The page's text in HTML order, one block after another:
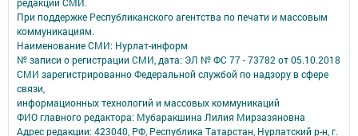
редакций СМИ.
При поддержке Республиканского агентства по печати и массовым
коммуникациям.
Наименование СМИ: Нурлат-⁠информ
№ записи о регистрации СМИ, дата: ЭЛ № ФС 77 -⁠ 73782 от 05.10.2018
СМИ зарегистрированно Федеральной службой по надзору в сфере
связи,
информационных технологий и массовых коммуникаций
ФИО главного редактора: Мубаракшина Лилия Мирзазяновна
Адрес редакции: 423040, РФ, Республика Татарстан, Нурлатский р-н, г.